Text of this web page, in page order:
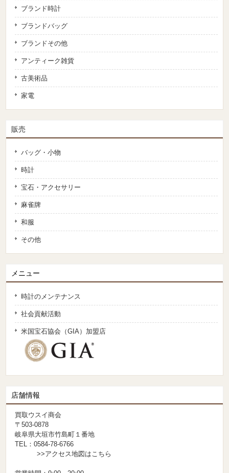
ブランド時計
ブランドバッグ
ブランドその他
アンティーク雑貨
古美術品
家電
販売
バッグ・小物
時計
宝石・アクセサリー
麻雀牌
和服
その他
メニュー
時計のメンテナンス
社会貢献活動
米国宝石協会（GIA）加盟店
店舗情報
買取ウスイ商会
〒503-0878
岐阜県大垣市竹島町１番地
TEL：0584-78-6766
>>アクセス地図はこちら